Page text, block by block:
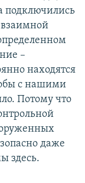
подключились
взаимной
–
находятся
с нашими
Потому что
даже
здесь.